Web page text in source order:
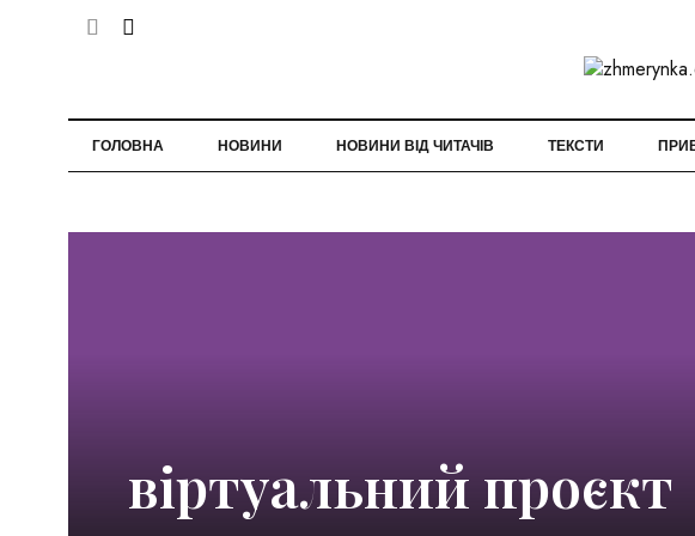
ГОЛОВНА НОВИНИ НОВИНИ ВІД ЧИТАЧІВ ТЕКСТИ
віртуальний проєкт